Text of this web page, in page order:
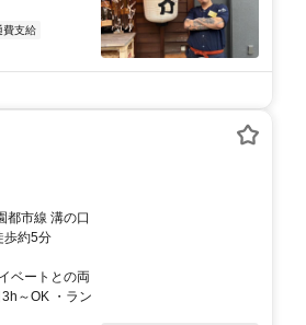
費支給
都市線 溝の口
歩約5分
ベートとの両
～OK ・ラン